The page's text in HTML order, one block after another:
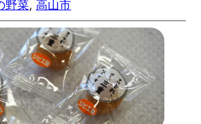
野菜, 高山市